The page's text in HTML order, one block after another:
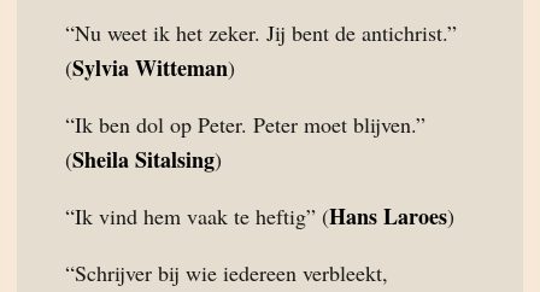
“Nu weet ik het zeker. Jij bent de antichrist.”
(Sylvia Witteman)
“Ik ben dol op Peter. Peter moet blijven.”
(Sheila Sitalsing)
“Ik vind hem vaak te heftig” (Hans Laroes)
“Schrijver bij wie iedereen verbleekt,